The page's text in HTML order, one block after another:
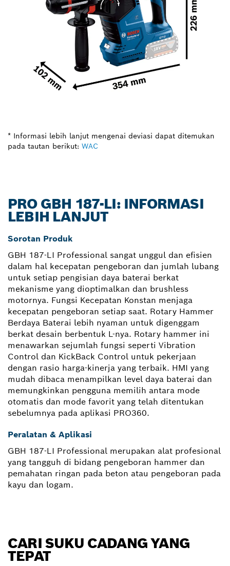
* Informasi lebih lanjut mengenai deviasi dapat ditemukan
pada tautan berikut: WAC
PRO GBH 187-LI: INFORMASI
LEBIH LANJUT
Sorotan Produk
GBH 187-LI Professional sangat unggul dan efisien
dalam hal kecepatan pengeboran dan jumlah lubang
untuk setiap pengisian daya baterai berkat
mekanisme yang dioptimalkan dan brushless
motornya. Fungsi Kecepatan Konstan menjaga
kecepatan pengeboran setiap saat. Rotary Hammer
Berdaya Baterai lebih nyaman untuk digenggam
berkat desain berbentuk L-nya. Rotary hammer ini
menawarkan sejumlah fungsi seperti Vibration
Control dan KickBack Control untuk pekerjaan
dengan rasio harga-kinerja yang terbaik. HMI yang
mudah dibaca menampilkan level daya baterai dan
memungkinkan pengguna memilih antara mode
otomatis dan mode favorit yang telah ditentukan
sebelumnya pada aplikasi PRO360.
Peralatan & Aplikasi
GBH 187-LI Professional merupakan alat profesional
yang tangguh di bidang pengeboran hammer dan
pemahatan ringan pada beton atau pengeboran pada
kayu dan logam.
CARI SUKU CADANG YANG
TEPAT